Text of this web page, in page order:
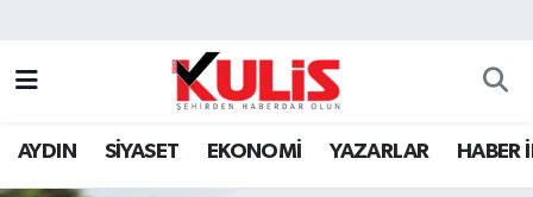
AYDIN SİYASET EKONOMİ YAZARLAR HABER